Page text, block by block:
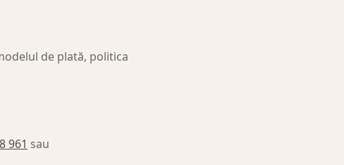
de plată, politica
961 sau